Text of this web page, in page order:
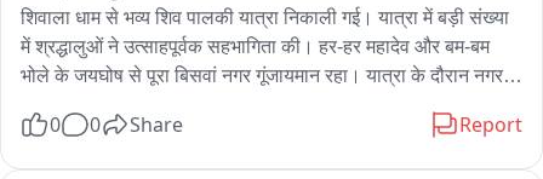
शिवाला धाम से भव्य शिव पालकी यात्रा निकाली गई। यात्रा में बड़ी संख्या
में श्रद्धालुओं ने उत्साहपूर्वक सहभागिता की। हर-हर महादेव और बम-बम
भोले के जयघोष से पूरा बिसवां नगर गूंजायमान रहा। यात्रा के दौरान नगर
0 0 Share Report